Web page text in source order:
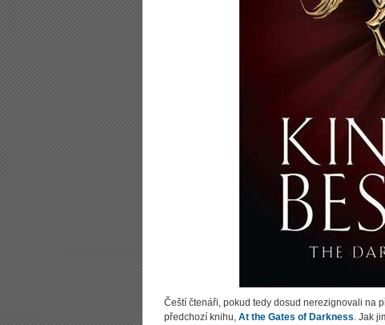
Čeští čtenáři, pokud tedy dosud nerezignovali na
předchozí knihu, At the Gates of Darkness. Jak